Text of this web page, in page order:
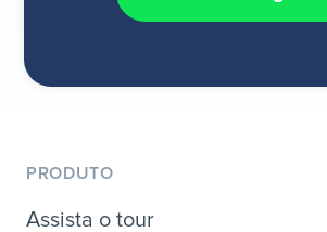
PRODUTO
Assista o tour